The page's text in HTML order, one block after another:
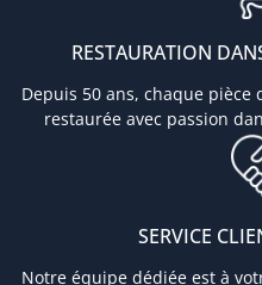
RESTAURATION
Depuis 50 ans, chaque
restaurée avec passion
SERVICE
Notre équipe dédiée est à